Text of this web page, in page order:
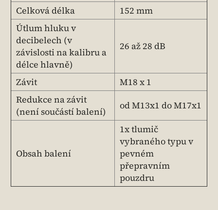
Celková délka
152 mm
Útlum hluku v
decibelech (v
závislosti na kalibru a
délce hlavně)
26 až 28 dB
Závit
M18 x 1
Redukce na závit
(není součástí balení)
od M13x1 do M17x1
Obsah balení
1x tlumič
vybraného typu v
pevném
přepravním
pouzdru